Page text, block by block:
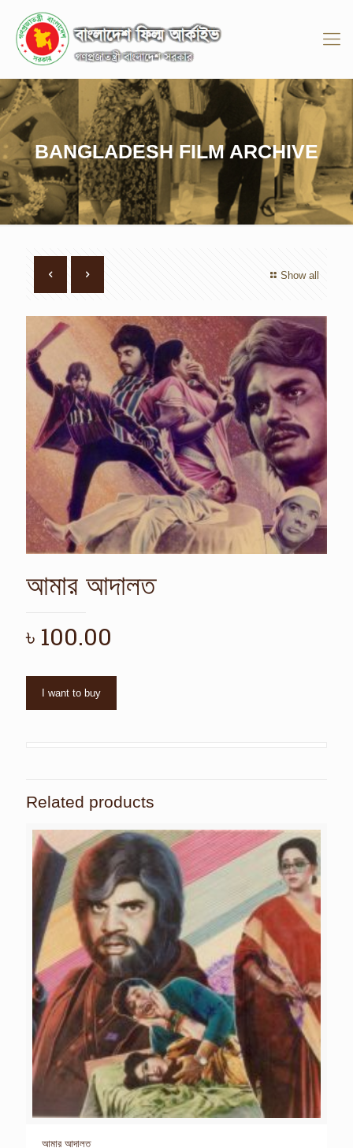
BANGLADESH FILM ARCHIVE
Show all
আমার আদালত
৳ 100.00
I want to buy
Related products
আমার আদালত